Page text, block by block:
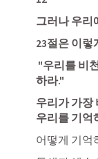
그러나 우리
23절은 이렇
하라."
우리가 가장
우리를 기억
어떻게 기억